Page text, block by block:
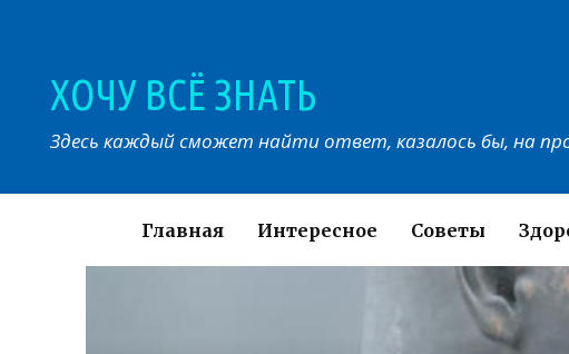
ХОЧУ ВСЁ ЗНАТЬ
Здесь каждый сможет найти ответ, казалось бы, на
Главная Интересное Советы